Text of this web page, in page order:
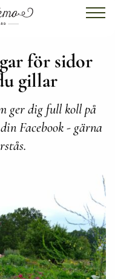
för sidor
gillar
ger dig full koll på
Facebook - gärna